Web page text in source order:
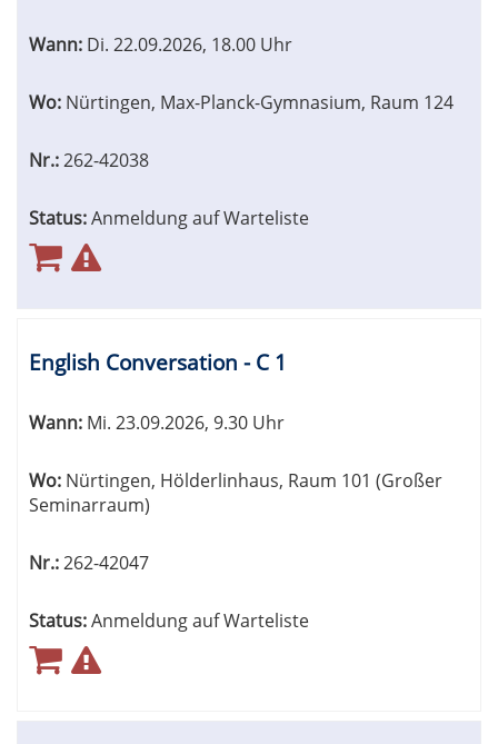
Wann: Di. 22.09.2026, 18.00 Uhr
Wo: Nürtingen, Max-Planck-Gymnasium, Raum 124
Nr.:262-42038
Status:Anmeldung auf Warteliste
English Conversation - C 1
Wann: Mi. 23.09.2026, 9.30 Uhr
Wo: Nürtingen, Hölderlinhaus, Raum 101 (Großer
Seminarraum)
Nr.:262-42047
Status:Anmeldung auf Warteliste